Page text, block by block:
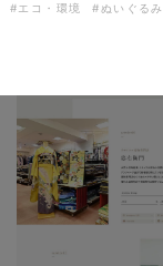
#エコ・環境
#ぬいぐるみ